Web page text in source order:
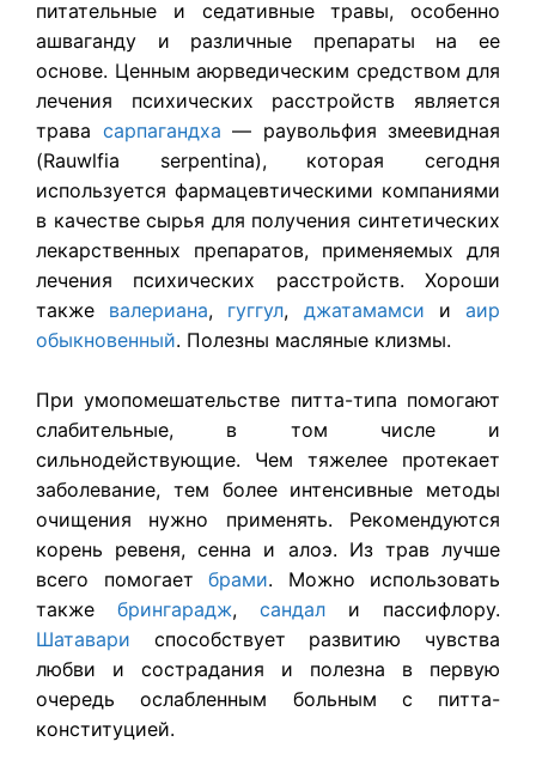
питательные и седативные травы, особенно
ашваганду и различные препараты на ее
основе. Ценным аюрведическим средством для
лечения психических расстройств является
трава сарпагандха — раувольфия змеевидная
(Rauwlfia serpentina), которая сегодня
используется фармацевтическими компаниями
в качестве сырья для получения синтетических
лекарственных препаратов, применяемых для
лечения психических расстройств. Хороши
также валериана, гуггул, джатамамси иаир
обыкновенный. Полезны масляные клизмы.
При умопомешательстве питта-типа помогают
слабительные, в том числе и
сильнодействующие. Чем тяжелее протекает
заболевание, тем более интенсивные методы
очищения нужно применять. Рекомендуются
корень ревеня, сенна и алоэ. Из трав лучше
всего помогает брами. Можно использовать
также брингарадж, сандал и пассифлору.
Шатавари способствует развитию чувства
любви и сострадания и полезна в первую
очередь ослабленным больным с питта-
конституцией.